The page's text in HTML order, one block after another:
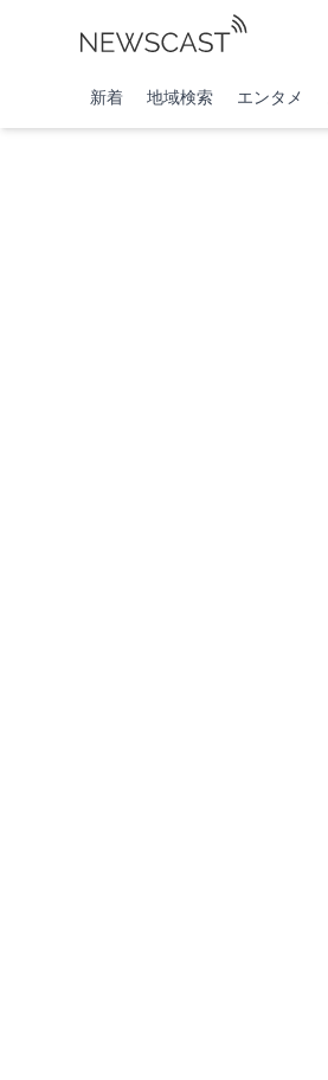
新着 地域検索 エンタメ